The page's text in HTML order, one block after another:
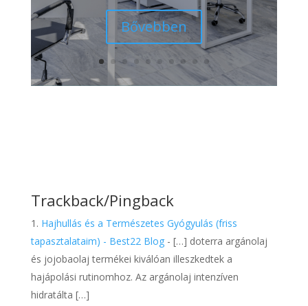
Bővebben
Trackback/Pingback
Hajhullás és a Természetes Gyógyulás (friss
tapasztalataim) - Best22 Blog- […] doterra argánolaj
és jojobaolaj termékei kiválóan illeszkedtek a
hajápolási rutinomhoz. Az argánolaj intenzíven
hidratálta […]